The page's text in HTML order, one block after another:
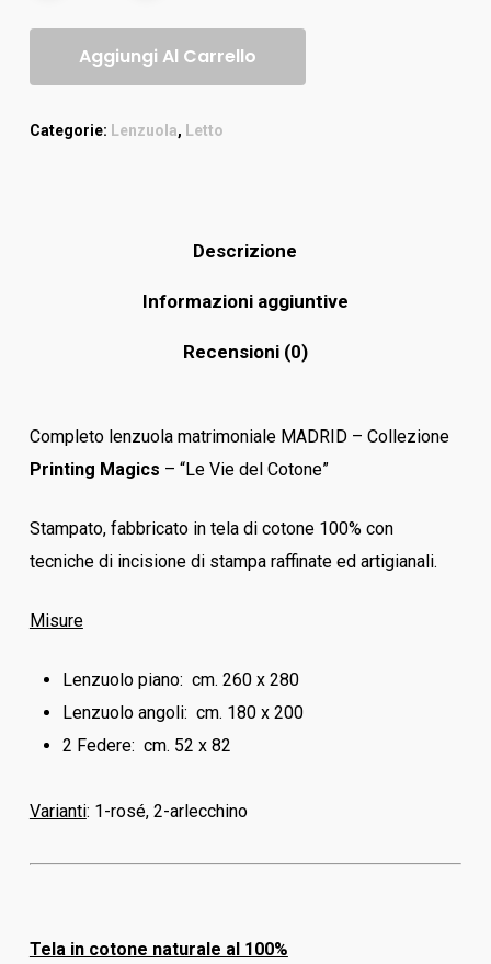
Aggiungi Al Carrello
Categorie: Lenzuola, Letto
Descrizione
Informazioni aggiuntive
Recensioni (0)
Completo lenzuola matrimoniale MADRID – Collezione
Printing Magics – “Le Vie del Cotone”
Stampato, fabbricato in tela di cotone 100% con
tecniche di incisione di stampa raffinate ed artigianali.
Misure
Lenzuolo piano: cm. 260 x 280
Lenzuolo angoli: cm. 180 x 200
2 Federe: cm. 52 x 82
Varianti: 1-rosé, 2-arlecchino
Tela in cotone naturale al 100%